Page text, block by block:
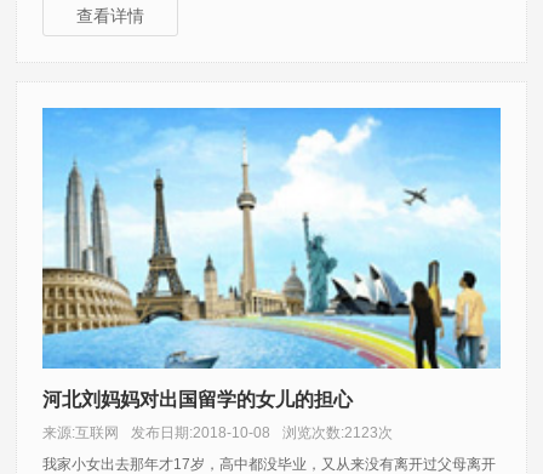
查看详情
河北刘妈妈对出国留学的女儿的担心
来源:互联网 发布日期:2018-10-08
浏览次数:2123次
我家小女出去那年才17岁，高中都没毕业，又从来没有离开过父母离开